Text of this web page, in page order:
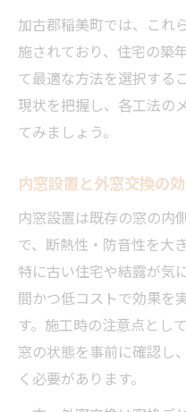
費用対効果を
内窓・外窓の選択
内窓設置が暮
外窓交換による
断熱・防音を実
窓リフォーム
稲美町の補助金を
補助金を有効
立て方
補助対象工事
加古郡稲美町では、これ
施されており、住宅の築
て最適な方法を選択する
現状を把握し、各工法の
てみましょう。
内窓設置と外窓交換の
内窓設置は既存の窓の内
で、断熱性・防音性を大
特に古い住宅や結露が気
間かつ低コストで効果を
す。施工時の注意点とし
窓の状態を事前に確認し
く必要があります。